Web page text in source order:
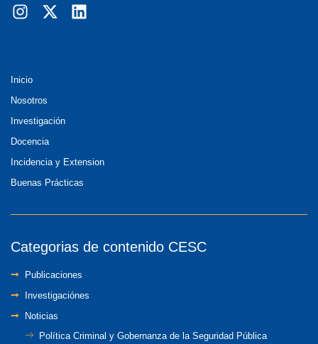
Inicio
Nosotros
Investigación
Docencia
Incidencia y Extension
Buenas Prácticas
Categorias de contenido CESC
Publicaciones
Investigaciónes
Noticias
Política Criminal y Gobernanza de la Seguridad Pública